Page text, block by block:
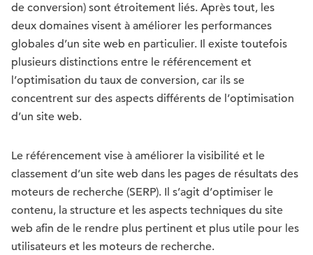
de conversion) sont étroitement liés. Après tout, les
deux domaines visent à améliorer les performances
globales d’un site web en particulier. Il existe toutefois
plusieurs distinctions entre le référencement et
l’optimisation du taux de conversion, car ils se
concentrent sur des aspects différents de l’optimisation
d’un site web.
Le référencement vise à améliorer la visibilité et le
classement d’un site web dans les pages de résultats des
moteurs de recherche (SERP). Il s’agit d’optimiser le
contenu, la structure et les aspects techniques du site
web afin de le rendre plus pertinent et plus utile pour les
utilisateurs et les moteurs de recherche.